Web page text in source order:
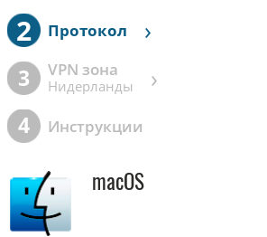
2 Протокол ›
3 VPN зона
Нидерланды ›
4 Инструкции
macOS